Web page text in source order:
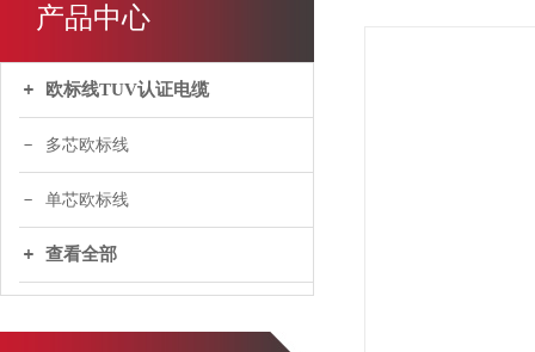
产品中心
欧标线TUV认证电缆
多芯欧标线
单芯欧标线
查看全部